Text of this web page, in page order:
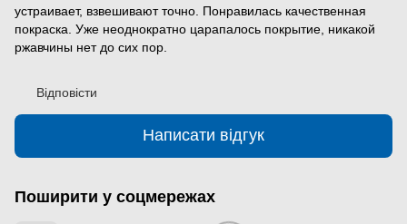
устраивает, взвешивают точно. Понравилась качественная
покраска. Уже неоднократно царапалось покрытие, никакой
ржавчины нет до сих пор.
Відповісти
Написати відгук
Поширити у соцмережах